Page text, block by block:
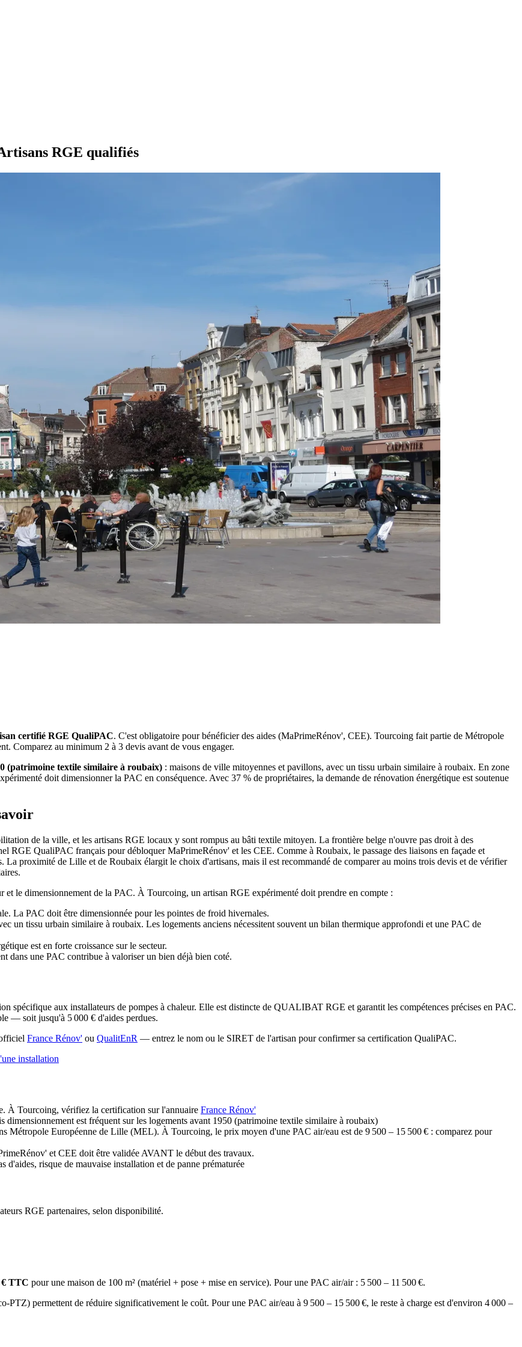
RGE qualifiés
certifié RGE QualiPAC. C'est obligatoire pour bénéficier des aides (MaPrimeRénov', CEE). Tourcoing fait partie de Métropole
Comparez au minimum 2 à 3 devis avant de vous engager.
(patrimoine textile similaire à roubaix) : maisons de ville mitoyennes et pavillons, avec un tissu urbain similaire à roubaix. En zone
doit dimensionner la PAC en conséquence. Avec 37 % de propriétaires, la demande de rénovation énergétique est soutenue
de la ville, et les artisans RGE locaux y sont rompus au bâti textile mitoyen. La frontière belge n'ouvre pas droit à des
RGE QualiPAC français pour débloquer MaPrimeRénov' et les CEE. Comme à Roubaix, le passage des liaisons en façade et
proximité de Lille et de Roubaix élargit le choix d'artisans, mais il est recommandé de comparer au moins trois devis et de vérifier
le dimensionnement de la PAC. À Tourcoing, un artisan RGE expérimenté doit prendre en compte :
La PAC doit être dimensionnée pour les pointes de froid hivernales.
un tissu urbain similaire à roubaix. Les logements anciens nécessitent souvent un bilan thermique approfondi et une PAC de
est en forte croissance sur le secteur.
dans une PAC contribue à valoriser un bien déjà bien coté.
spécifique aux installateurs de pompes à chaleur. Elle est distincte de QUALIBAT RGE et garantit les compétences précises en PAC.
— soit jusqu'à 5 000 € d'aides perdues.
France Rénov' ou QualitEnR — entrez le nom ou le SIRET de l'artisan pour confirmer sa certification QualiPAC.
installation
À Tourcoing, vérifiez la certification sur l'annuaire France Rénov'
est fréquent sur les logements avant 1950 (patrimoine textile similaire à roubaix)
Métropole Européenne de Lille (MEL). À Tourcoing, le prix moyen d'une PAC air/eau est de 9 500 – 15 500 € : comparez pour
et CEE doit être validée AVANT le début des travaux.
d'aides, risque de mauvaise installation et de panne prématurée
RGE partenaires, selon disponibilité.
€ TTC pour une maison de 100 m² (matériel + pose + mise en service). Pour une PAC air/air : 5 500 – 11 500 €.
permettent de réduire significativement le coût. Pour une PAC air/eau à 9 500 – 15 500 €, le reste à charge est d'environ 4 000 –